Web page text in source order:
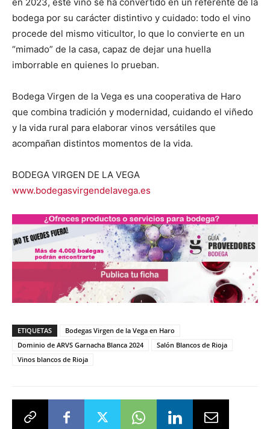
bodega por su carácter distintivo y cuidado: todo el vino
procede del mismo viticultor, lo que lo convierte en un
“mimado” de la casa, capaz de dejar una huella
imborrable en quienes lo prueban.
Bodega Virgen de la Vega es una cooperativa de Haro
que combina tradición y modernidad, cuidando el viñedo
y la vida rural para elaborar vinos versátiles que
acompañan distintos momentos de la vida.
BODEGA VIRGEN DE LA VEGA
www.bodegasvirgendelavega.es
ETIQUETAS
Bodegas Virgen de la Vega en Haro
Dominio de ARVS Garnacha Blanca 2024
Salón Blancos de Rioja
Vinos blancos de Rioja